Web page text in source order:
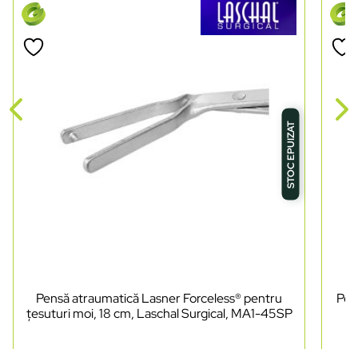
STOC EPUIZAT
Pensă atraumatică Lasner Forceless® pentru
țesuturi moi, 18 cm, Laschal Surgical, MA1-45SP